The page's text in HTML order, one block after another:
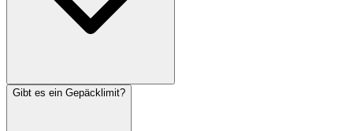
Gibt es ein Gepäcklimit?